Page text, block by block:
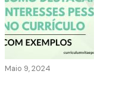
Maio 9, 2024